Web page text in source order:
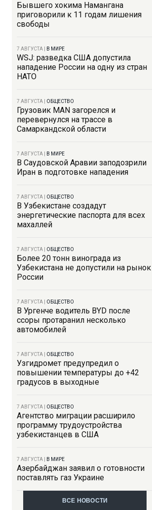
Бывшего хокима Намангана
приговорили к 11 годам лишения
свободы
7 АВГУСТА В МИРЕ
WSJ: разведка США допустила
нападение России на одну из стран
НАТО
7 АВГУСТА ОБЩЕСТВО
Грузовик MAN загорелся и
перевернулся на трассе в
Самаркандской области
7 АВГУСТА В МИРЕ
В Саудовской Аравии заподозрили
Иран в подготовке нападения
7 АВГУСТА ОБЩЕСТВО
В Узбекистане создадут
энергетические паспорта для всех
махаллей
7 АВГУСТА ОБЩЕСТВО
Более 20 тонн винограда из
Узбекистана не допустили на рынок
России
7 АВГУСТА ОБЩЕСТВО
В Ургенче водитель BYD после
ссоры протаранил несколько
автомобилей
7 АВГУСТА ОБЩЕСТВО
Узгидромет предупредил о
повышении температуры до +42
градусов в выходные
7 АВГУСТА ОБЩЕСТВО
Агентство миграции расширило
программу трудоустройства
узбекистанцев в США
7 АВГУСТА В МИРЕ
Азербайджан заявил о готовности
поставлять газ Украине
ВСЕ НОВОСТИ